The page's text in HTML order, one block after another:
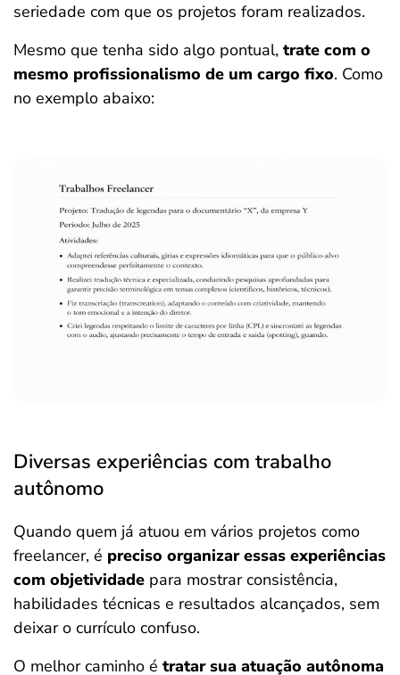
seriedade com que os projetos foram realizados.
Mesmo que tenha sido algo pontual, trate com o
mesmo profissionalismo de um cargo fixo. Como
no exemplo abaixo:
Diversas experiências com trabalho
autônomo
Quando quem já atuou em vários projetos como
freelancer, é preciso organizar essas experiências
com objetividade para mostrar consistência,
habilidades técnicas e resultados alcançados, sem
deixar o currículo confuso.
O melhor caminho é tratar sua atuação autônoma